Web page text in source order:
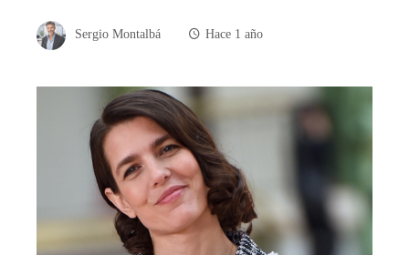
Sergio Montalbá Hace 1 año